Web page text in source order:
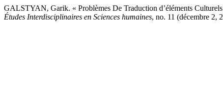
GALSTYAN, Garik. « Problèmes De Traduction d’éléments
Études Interdisciplinaires en Sciences humaines, no. 11 (décembre 2,